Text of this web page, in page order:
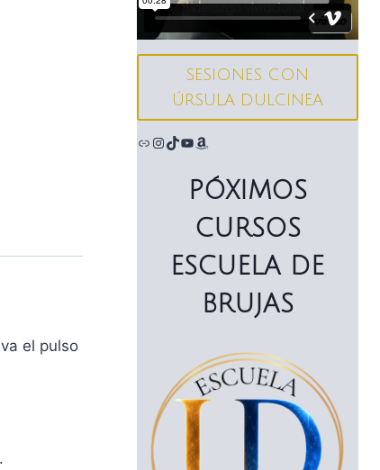
el pulso
SESIONES CON
ÚRSULA DULCINEA
Enlace
Instagram
TikTok
YouTube
Amazon
PÓXIMOS
CURSOS
ESCUELA DE
BRUJAS